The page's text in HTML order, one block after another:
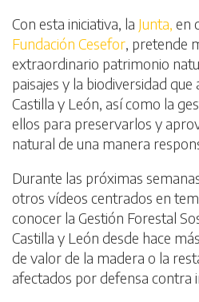
Con esta iniciativa, la Junta, en
Fundación Cesefor, pretende
extraordinario patrimonio
paisajes y la biodiversidad
Castilla y León, así como la
ellos para preservarlos y
natural de una manera
Durante las próximas
otros vídeos centrados en
conocer la Gestión Forestal
Castilla y León desde hace
de valor de la madera o la
afectados por defensa contra